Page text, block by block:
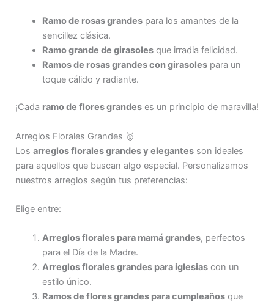
Ramo de rosas grandespara los amantes de la
sencillez clásica.
Ramo grande de girasolesque irradia felicidad.
Ramos de rosas grandes con girasolespara un
toque cálido y radiante.
¡Cada ramo de flores grandes es un principio de maravilla!
Arreglos Florales Grandes 🥇
Los arreglos florales grandes y elegantes son ideales
para aquellos que buscan algo especial. Personalizamos
nuestros arreglos según tus preferencias:
Elige entre:
Arreglos florales para mamá grandes, perfectos
para el Día de la Madre.
Arreglos florales grandes para iglesiascon un
estilo único.
Ramos de flores grandes para cumpleañosque